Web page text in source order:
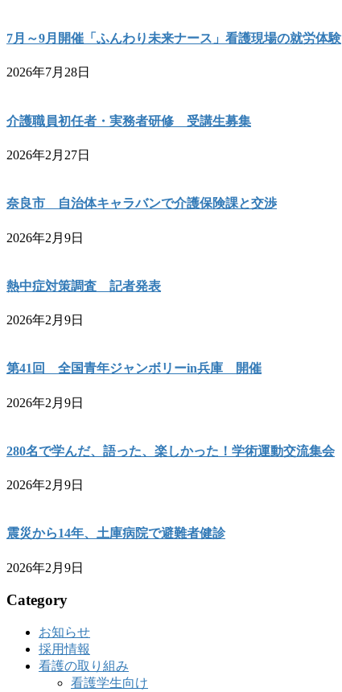
7月～9月開催「ふんわり未来ナース」看護現場の就労体験
2026年7月28日
介護職員初任者・実務者研修 受講生募集
2026年2月27日
奈良市 自治体キャラバンで介護保険課と交渉
2026年2月9日
熱中症対策調査 記者発表
2026年2月9日
第41回 全国青年ジャンボリーin兵庫 開催
2026年2月9日
280名で学んだ、語った、楽しかった！学術運動交流集会
2026年2月9日
震災から14年、土庫病院で避難者健診
2026年2月9日
Category
お知らせ
採用情報
看護の取り組み
看護学生向け